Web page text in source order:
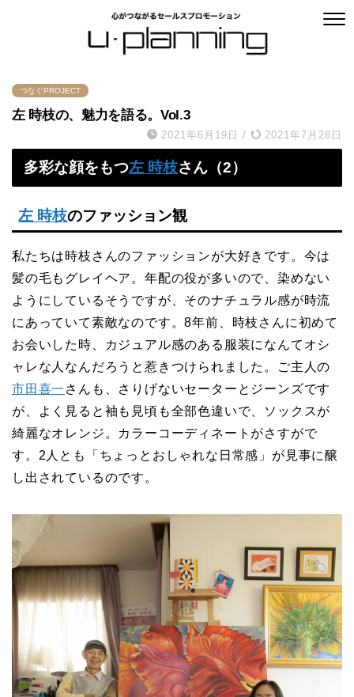
つなぐPROJECT
左 時枝の、魅力を語る。Vol.3
2021年6月19日 / 2021年7月28日
多彩な顔をもつ左 時枝さん（2）
左 時枝のファッション観
私たちは時枝さんのファッションが大好きです。今は
髪の毛もグレイヘア。年配の役が多いので、染めない
ようにしているそうですが、そのナチュラル感が時流
にあっていて素敵なのです。8年前、時枝さんに初めて
お会いした時、カジュアル感のある服装になんてオシ
ャレな人なんだろうと惹きつけられました。ご主人の
市田喜一 さんも、さりげないセーターとジーンズです
が、よく見ると袖も見頃も全部色違いで、ソックスが
綺麗なオレンジ。カラーコーディネートがさすがで
す。2人とも「ちょっとおしゃれな日常感」が見事に醸
し出されているのです。